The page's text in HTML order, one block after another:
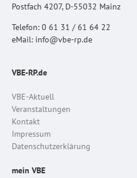
Postfach 4207, D-55032 Mainz
Telefon: 0 61 31 / 61 64 22
eMail: info@vbe-rp.de
VBE-RP.de
VBE-Aktuell
Veranstaltungen
Kontakt
Impressum
Datenschutzerklärung
mein VBE